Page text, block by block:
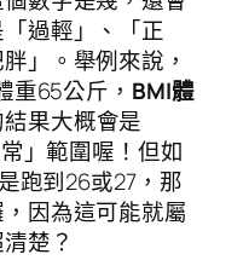
過輕」、「正
」。舉例來說，
重65公斤， BMI體
果大概會是
」範圍喔！但如
跑到26或27，那
因為這可能就屬
楚？